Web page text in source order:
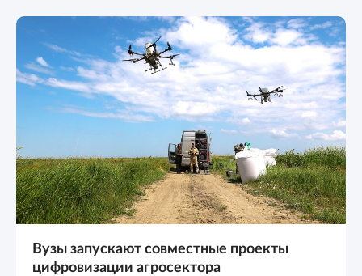
Вузы запускают совместные проекты
цифровизации агросектора